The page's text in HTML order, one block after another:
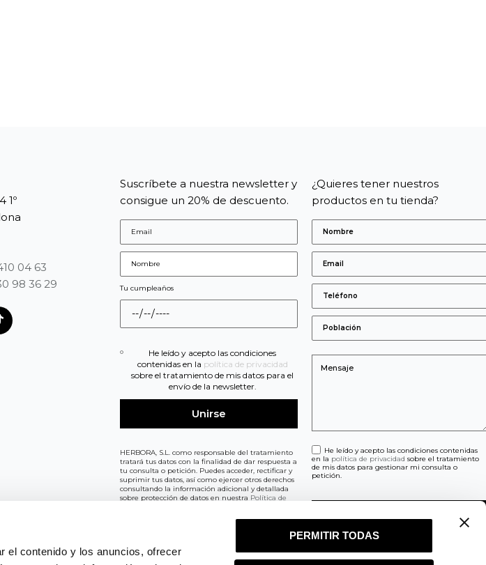
el contenido y los anuncios, ofrecer
PERMITIR TODAS
1º
04 63
98 36 29
Suscríbete a nuestra newsletter y
consigue un 20% de descuento.
Tu cumpleaños
He leído y acepto las condiciones
contenidas en la política de privacidad
sobre el tratamiento de mis datos para el
envío de la newsletter.
HERBORA, S.L. como responsable del tratamiento
tratará tus datos con la finalidad de dar respuesta a
tu consulta o petición. Puedes acceder, rectificar y
suprimir tus datos, así como ejercer otros derechos
consultando la información adicional y detallada
sobre protección de datos en nuestra Política de
¿Quieres tener nuestros
productos en tu tienda?
He leído y acepto las condiciones contenidas
en la política de privacidad sobre el tratamiento
de mis datos para gestionar mi consulta o
petición.